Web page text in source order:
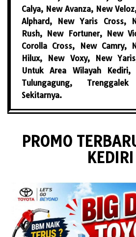
Calya, New Avanza, New
Alphard, New Yaris Cross,
Rush, New Fortuner, New
Corolla Cross, New Camry,
Hilux, New Voxy, New
Untuk Area Wilayah
Tulungagung,
Sekitarnya.
PROMO
KEDIRI